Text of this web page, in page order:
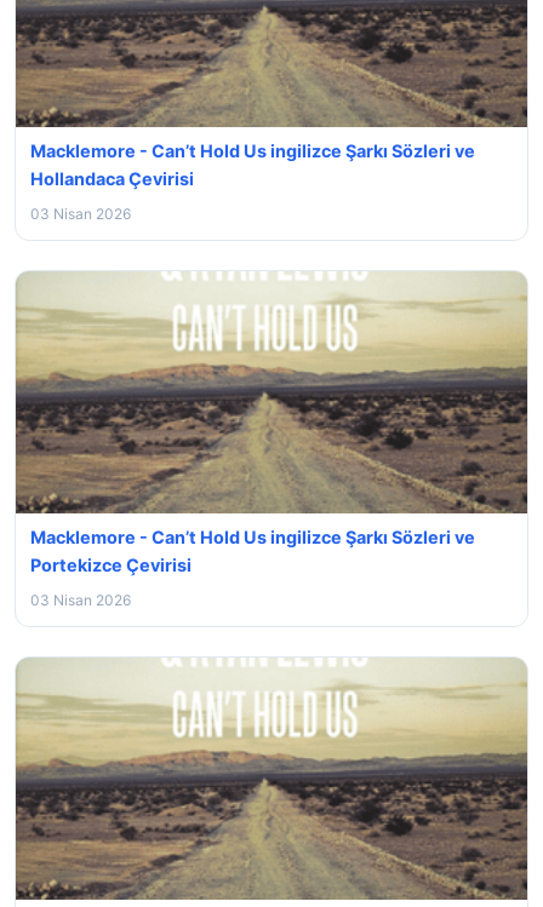
Macklemore - Can’t Hold Us ingilizce Şarkı Sözleri ve
Hollandaca Çevirisi
03 Nisan 2026
Macklemore - Can’t Hold Us ingilizce Şarkı Sözleri ve
Portekizce Çevirisi
03 Nisan 2026